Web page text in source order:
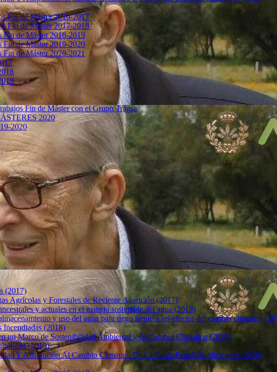
Fin de Máster 2016-2017
Fin de Máster 2017-2018
Fin de Máster 2018-2019
Fin de Máster 2019-2020
Fin de Máster 2020-2021
Fin de Máster con el Grupo Tragsa
2020
2020
(2017)
Agrícolas y Forestales de Reciente Aparición (2017)
y actuales en el manejo sostenible del agua (2018)
y uso del agua para riego frente a los efectos del cambio climático
Incendiadas (2018)
un Marco de Sostenibilidad Ambiental y de Cambio Climático (2019)
(2019)
Y Adaptación Al Cambio Climático De La Costa Española (diciembre 2020)